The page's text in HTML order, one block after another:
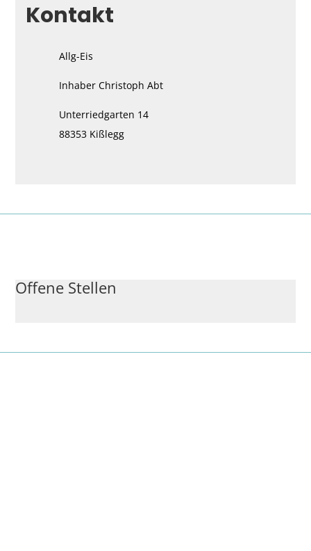
Kontakt
Allg-Eis
Inhaber Christoph Abt
Unterriedgarten 14
88353 Kißlegg
Offene Stellen